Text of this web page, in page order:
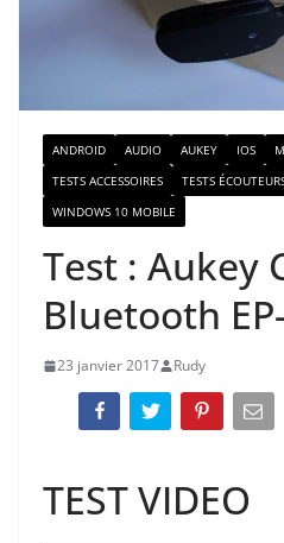
ANDROID AUDIO AUKEY IOS
TESTS ACCESSOIRES
TESTS
WINDOWS 10 MOBILE
Test : Aukey
Bluetooth
23 janvier 2017 Rudy
TEST VIDEO